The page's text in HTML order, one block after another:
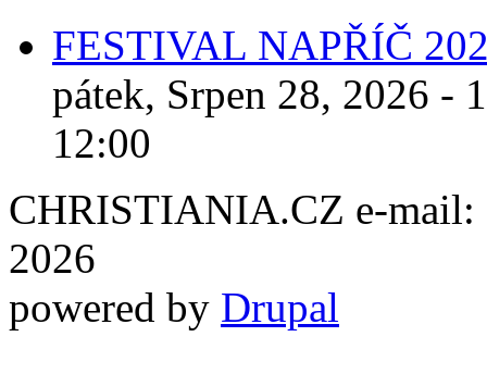
FESTIVAL NAPŘÍČ
pátek, Srpen 28, 2026 -
12:00
CHRISTIANIA.CZ e-mail:
2026
powered by Drupal